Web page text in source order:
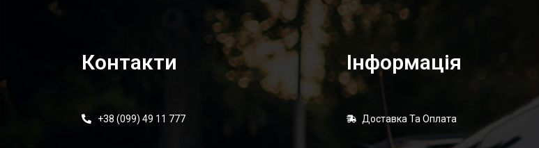
Контакти
+38 (099) 49 11 777
Інформація
Доставка Та Оплата